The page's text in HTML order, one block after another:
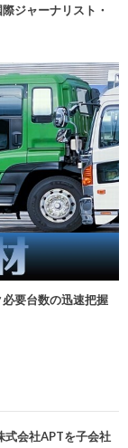
ジャーナリスト・
要台数の迅速把握
式会社APTを子会社